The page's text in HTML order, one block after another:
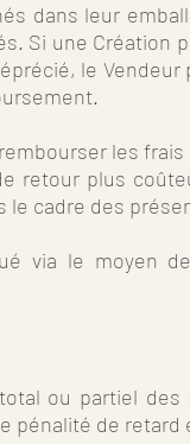
dans leur
Si une Création
le
les
retour plus
cadre des
via le moyen
ou partiel
pénalité de